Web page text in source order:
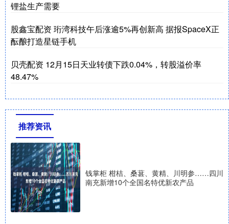
锂盐生产需要
股鑫宝配资 珩湾科技午后涨逾5%再创新高 据报SpaceX正
酝酿打造星链手机
贝壳配资 12月15日天业转债下跌0.04%，转股溢价率
48.47%
推荐资讯
钱掌柜 柑桔、桑葚、黄精、川明参……四川
南充新增10个全国名特优新农产品